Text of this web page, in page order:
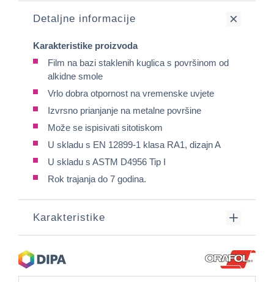
Detaljne informacije
Karakteristike proizvoda
Film na bazi staklenih kuglica s površinom od
alkidne smole
Vrlo dobra otpornost na vremenske uvjete
Izvrsno prianjanje na metalne površine
Može se ispisivati sitotiskom
U skladu s EN 12899-1 klasa RA1, dizajn A
U skladu s ASTM D4956 Tip I
Rok trajanja do 7 godina.
Karakteristike